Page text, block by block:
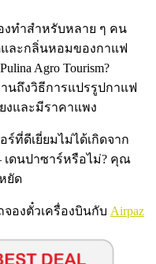
งทำสำหรับหลาย ๆ คน
ละกลิ่นหอมของกาแฟ
Agro Tourism?
นถึงวิธีการแปรรูปกาแฟ
งและมีราคาแพง
ที่ดีเยี่ยมไม่ได้เกิดจาก
เดนปาซาร์หรือไม่? คุณ
ยัด
องตั๋วเครื่องบินกับ Airpaz